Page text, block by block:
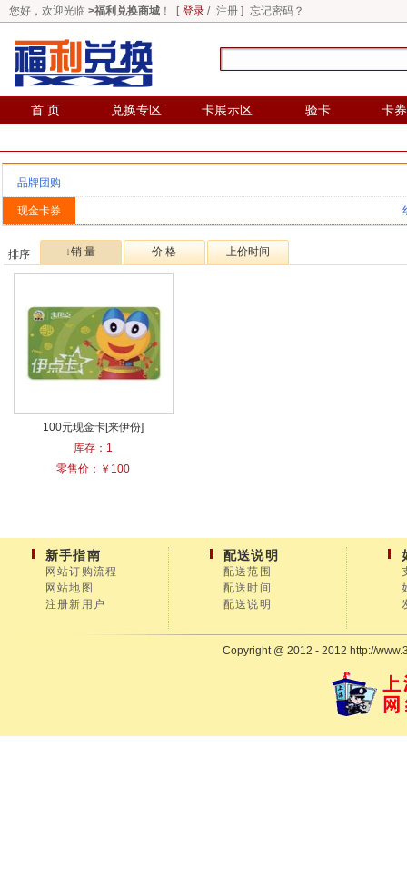
您好，欢迎光临 >福利兑换商城 ！ [ 登录 / 注册 ] 忘记密码？
首 页 兑换专区 卡展示区 验卡 卡
品牌团购
现金卡券
排序 ↓销 量 价 格 上价时间
100元现金卡[来伊份]
库存：1
零售价：￥100
新手指南
网站订购流程
网站地图
注册新用户
配送说明
配送范围
配送时间
配送说明
Copyright @ 2012 - 2012 http://